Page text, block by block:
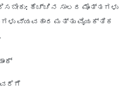
ಹೆಚ್ಚಿನ ಸಾಲದ ಮೊತ್ತಗಳು
ವ್ಯವಹಾರ ಮತ್ತು ವೈಯಕ್ತಿಕ